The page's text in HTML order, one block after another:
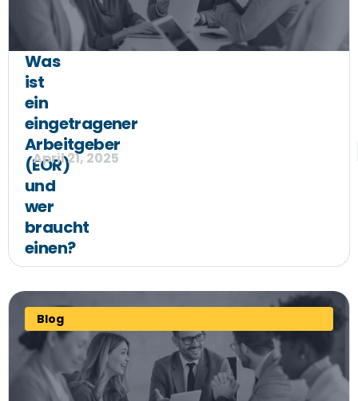
Was
ist
ein
eingetragener
Arbeitgeber
(EOR)
und
wer
braucht
einen?
April 21, 2025
Blog